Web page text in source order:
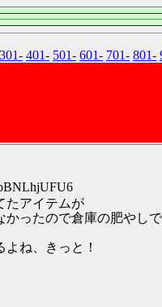
301- 401- 501- 601- 701- 801-
たアイテムが
かったので倉庫の肥やし
ね、きっと！